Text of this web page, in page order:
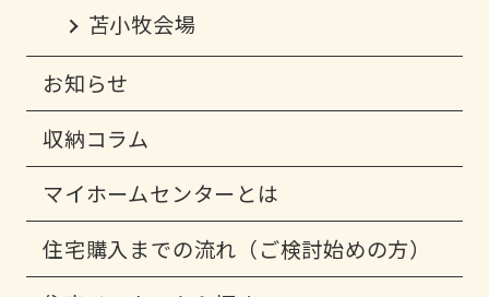
苫小牧会場
お知らせ
収納コラム
マイホームセンターとは
住宅購入までの流れ（ご検討始めの方）